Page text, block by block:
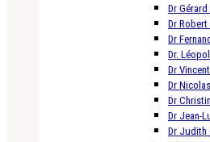
Dr Gérard
Dr
Dr
Dr.
Dr
Dr
Dr
Dr Jean-
Dr Judith